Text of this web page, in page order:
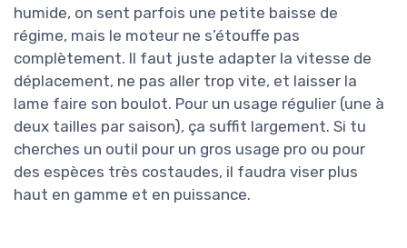
humide, on sent parfois une petite baisse de
régime, mais le moteur ne s’étouffe pas
complètement. Il faut juste adapter la vitesse de
déplacement, ne pas aller trop vite, et laisser la
lame faire son boulot. Pour un usage régulier (une à
deux tailles par saison), ça suffit largement. Si tu
cherches un outil pour un gros usage pro ou pour
des espèces très costaudes, il faudra viser plus
haut en gamme et en puissance.